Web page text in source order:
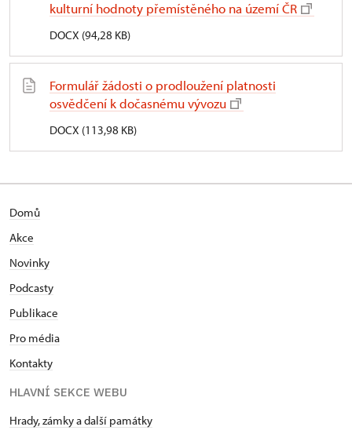
kulturní hodnoty přemístěného na území ČR
DOCX (94,28 KB)
Formulář žádosti o prodloužení platnosti
osvědčení k dočasnému vývozu
DOCX (113,98 KB)
Domů
Akce
Novinky
Podcasty
Publikace
Pro média
Kontakty
HLAVNÍ SEKCE WEBU
Hrady, zámky a další památky